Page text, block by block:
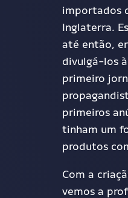
importados
Inglaterra.
até então,
divulgá-los
primeiro
primeiros
tinham um
produtos
Com a
vemos a